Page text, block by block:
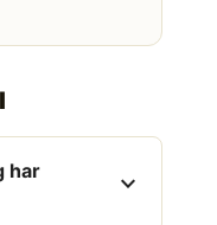
har
expand_more